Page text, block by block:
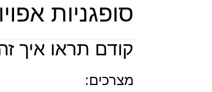
סופגניות אפויות
קודם תראו איך
מצרכים: